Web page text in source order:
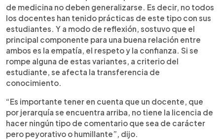
de medicina no deben generalizarse. Es decir, no todos
los docentes han tenido prácticas de este tipo con sus
estudiantes. Y a modo de reflexión, sostuvo que el
principal componente para una buena relación entre
ambos es la empatía, el respeto y la confianza. Si se
rompe alguna de estas variantes, a criterio del
estudiante, se afecta la transferencia de
conocimiento.
“Es importante tener en cuenta que un docente, que
por jerarquía se encuentra arriba, no tiene la licencia de
hacer ningún tipo de comentario que sea de carácter
pero peyorativo o humillante”, dijo.